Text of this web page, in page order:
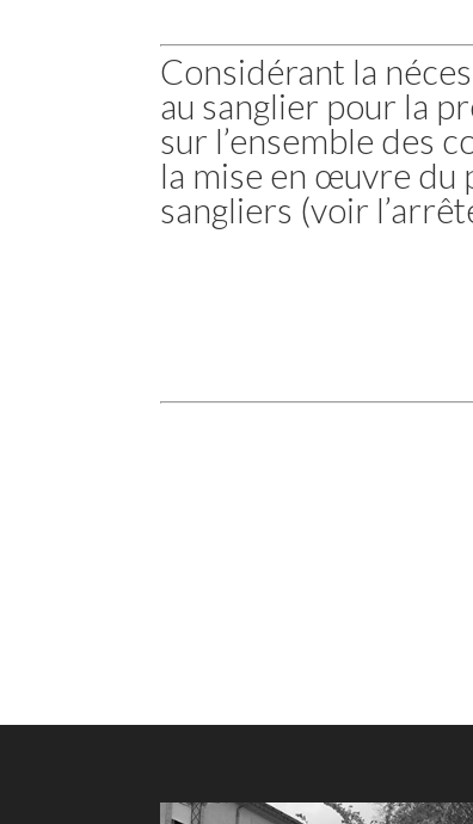
Considérant la
au sanglier pour la
sur l’ensemble des
la mise en œuvre du
sangliers (voir